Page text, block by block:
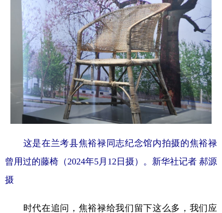
这是在兰考县焦裕禄同志纪念馆内拍摄的焦裕禄
曾用过的藤椅（2024年5月12日摄）。新华社记者 郝源
摄
时代在追问，焦裕禄给我们留下这么多，我们应